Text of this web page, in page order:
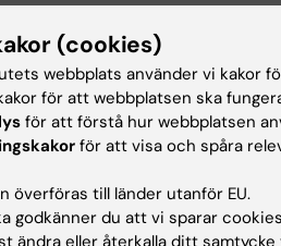
i vuxen-HLR
av observationer,
(cookies)
webbplats använder vi kakor
för att webbplatsen ska
för att förstå hur webbplatsen
för att visa och spåra
överföras till länder utanför EU.
godkänner du att vi sparar
ändra eller återkalla ditt